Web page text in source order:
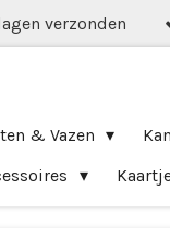
verzonden
& Vazen